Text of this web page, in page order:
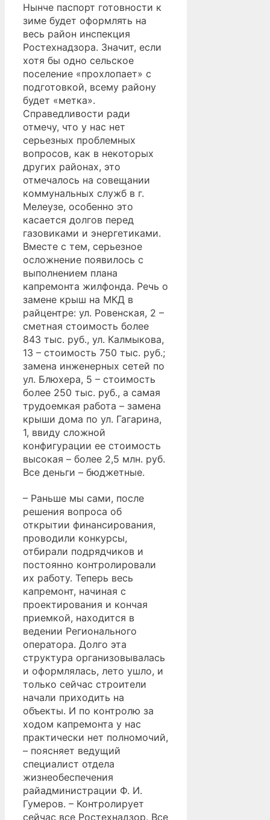
Нынче паспорт готовности к
зиме будет оформлять на
весь район инспекция
Ростехнадзора. Значит, если
хотя бы одно сельское
поселение «прохлопает» с
подготовкой, всему району
будет «метка».
Справедливости ради
отмечу, что у нас нет
серьезных проблемных
вопросов, как в некоторых
других районах, это
отмечалось на совещании
коммунальных служб в г.
Мелеузе, особенно это
касается долгов перед
газовиками и энергетиками.
Вместе с тем, серьезное
осложнение появилось с
выполнением плана
капремонта жилфонда. Речь о
замене крыш на МКД в
райцентре: ул. Ровенская, 2 –
сметная стоимость более
843 тыс. руб., ул. Калмыкова,
13 – стоимость 750 тыс. руб.;
замена инженерных сетей по
ул. Блюхера, 5 – стоимость
более 250 тыс. руб., а самая
трудоемкая работа – замена
крыши дома по ул. Гагарина,
1, ввиду сложной
конфигурации ее стоимость
высокая – более 2,5 млн. руб.
Все деньги – бюджетные.
– Раньше мы сами, после
решения вопроса об
открытии финансирования,
проводили конкурсы,
отбирали подрядчиков и
постоянно контролировали
их работу. Теперь весь
капремонт, начиная с
проектирования и кончая
приемкой, находится в
ведении Регионального
оператора. Долго эта
структура организовывалась
и оформлялась, лето ушло, и
только сейчас строители
начали приходить на
объекты. И по контролю за
ходом капремонта у нас
практически нет полномочий,
– поясняет ведущий
специалист отдела
жизнеобеспечения
райадминистрации Ф. И.
Гумеров. – Контролирует
сейчас все Ростехнадзор. Все